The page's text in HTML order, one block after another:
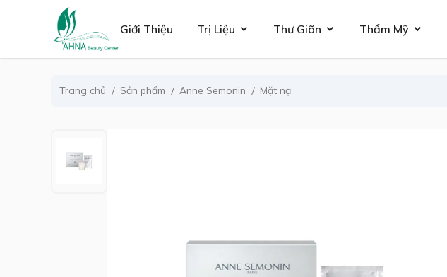
Giới Thiệu Trị Liệu Thư Giãn Thẩm Mỹ
Trang chủ Sản phẩm Anne Semonin Mặt nạ